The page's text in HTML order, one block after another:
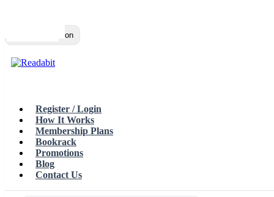
Toggle navigation
Register / Login
How It Works
Membership Plans
Bookrack
Promotions
Blog
Contact Us